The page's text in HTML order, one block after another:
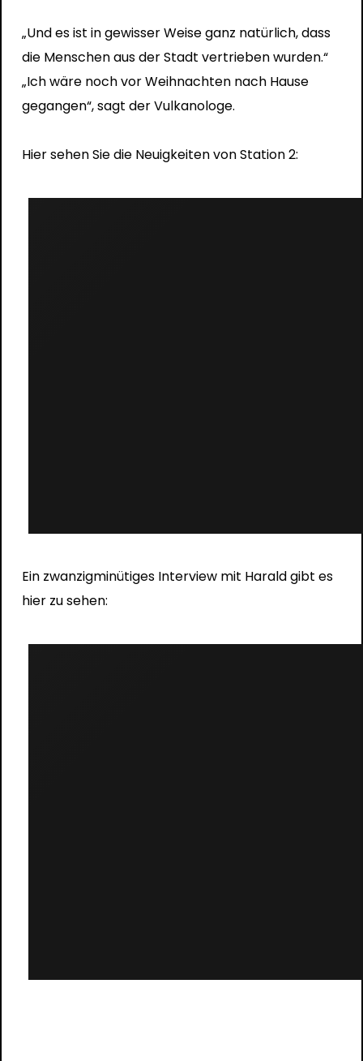
„Und es ist in gewisser Weise ganz natürlich, dass
die Menschen aus der Stadt vertrieben wurden.“
„Ich wäre noch vor Weihnachten nach Hause
gegangen“, sagt der Vulkanologe.
Hier sehen Sie die Neuigkeiten von Station 2:
Ein zwanzigminütiges Interview mit Harald gibt es
hier zu sehen: